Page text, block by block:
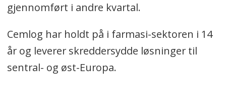
gjennomført i andre kvartal.
Cemlog har holdt på i farmasi-sektoren i 14
år og leverer skreddersydde løsninger til
sentral- og øst-Europa.